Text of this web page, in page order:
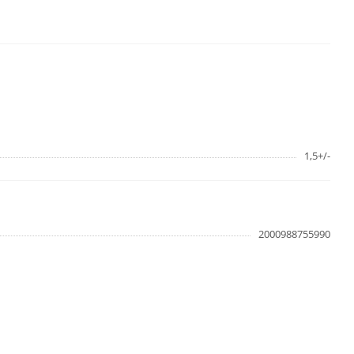
1,5+/-
2000988755990